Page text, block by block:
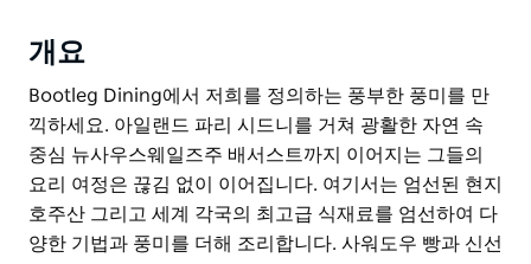
개요
Bootleg Dining에서 저희를 정의하는 풍부한 풍미를 만
끽하세요. 아일랜드 파리 시드니를 거쳐 광활한 자연 속
중심 뉴사우스웨일즈주 배서스트까지 이어지는 그들의
요리 여정은 끊김 없이 이어집니다. 여기서는 엄선된 현지
호주산 그리고 세계 각국의 최고급 식재료를 엄선하여 다
양한 기법과 풍미를 더해 조리합니다. 사워도우 빵과 신선